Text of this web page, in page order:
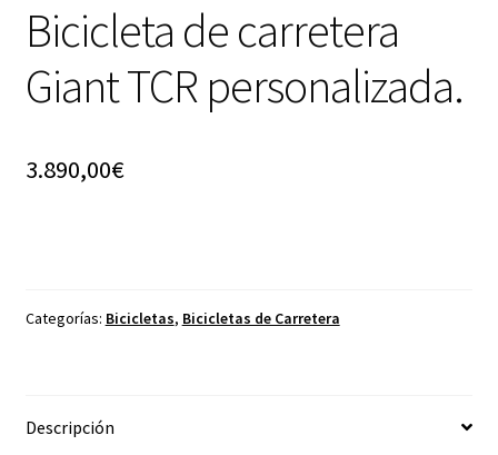
Bicicleta de carretera
Giant TCR personalizada.
3.890,00€
Categorías: Bicicletas, Bicicletas de Carretera
Descripción